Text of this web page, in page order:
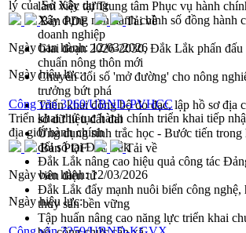
làm việc tại Trung tâm Phục vụ hành
Xây dựng nền hành chính số đồng hành
doanh nghiệp
Giai đoạn 2026-2030, Đắk Lắk phấn đấu
chuẩn nông thôn mới
Chuyển đổi số 'mở đường' cho nông
trưởng bứt phá
Triển khai đồng bộ đo đạc, lập hồ sơ địa
sở dữ liệu đất đai
Ứng dụng sinh trắc học - Bước tiến trong
đổi số tại Đắk Lắk
Đắk Lắk nâng cao hiệu quả công tác
viên điện tử
Đắk Lắk đẩy mạnh nuôi biển công nghệ,
thủy sản bền vững
Tập huấn nâng cao năng lực triển khai
lý của Sở Xây dựng
Bản PDF
Tải về
Ngày ban hành: 12/03/2026
Ngày hiệu lực:
Công văn 3260/UBND-PVHCC
Triển khai thủ tục hành chính triển khai tiếp
địa giới hành chính
Bản PDF
Tải về
Ngày ban hành:12/03/2026
Ngày hiệu lực: